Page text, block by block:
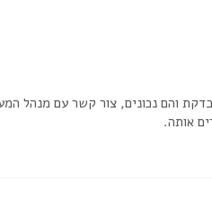
והם נכונים, צור קשר עם מנהל
אותה.